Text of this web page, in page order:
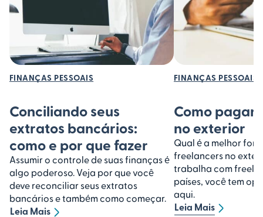
FINANÇAS PESSOAIS
Conciliando seus
extratos bancários:
como e por que fazer
Assumir o controle de suas finanças é
algo poderoso. Veja por que você
deve reconciliar seus extratos
bancários e também como começar.
Leia Mais
FINANÇAS PESSOAIS
Como pagar
no exterior
Qual é a melhor
freelancers no
trabalha com
países, você tem
aqui.
Leia Mais